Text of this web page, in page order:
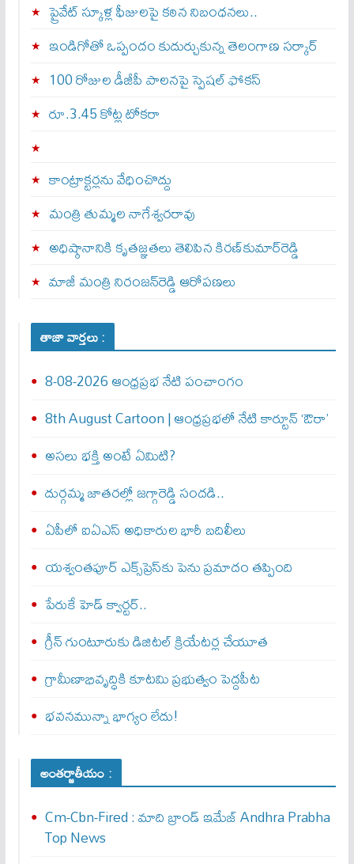
ప్రైవేట్ స్కూళ్ల ఫీజులపై కఠిన నిబంధనలు..
ఇండిగోతో ఒప్పందం కుదుర్చుకున్న తెలంగాణ స‌ర్కార్
100 రోజుల డీజీపీ పాలనపై స్పెషల్ ఫోకస్
రూ.3.45 కోట్ల టోకరా
కాంట్రాక్టర్లను వేధించొద్దు
మంత్రి తుమ్మల నాగేశ్వరరావు
అధిష్ఠానానికి కృతజ్ఞతలు తెలిపిన కిరణ్‌కుమార్‌రెడ్డి
మాజీ మంత్రి నిరంజన్‌రెడ్డి ఆరోపణలు
తాజా వార్తలు :
8-08-2026 ఆంధ్రప్రభ నేటి పంచాంగం
8th August Cartoon | ఆంధ్రప్రభలో నేటి కార్టూన్ ‘ఔరా’
అసలు భక్తి అంటే ఏమిటి?
దుర్గమ్మ జాతరల్లో జగ్గారెడ్డి సందడి..
ఏపీలో ఐఏఎస్ అధికారుల భారీ బదిలీలు
యశ్వంతపూర్ ఎక్స్‌ప్రెస్‌కు పెను ప్రమాదం తప్పింది
పేరుకే హెడ్ క్వార్టర్..
గ్రీన్ గుంటూరుకు డిజిటల్ క్రియేటర్ల చేయూత
గ్రామీణాభివృద్ధికి కూటమి ప్రభుత్వం పెద్దపీట
భవనమున్నా భాగ్యం లేదు!
అంతర్జాతీయం :
Cm-Cbn-Fired : మాది బ్రాండ్ ఇమేజ్ Andhra Prabha
Top News